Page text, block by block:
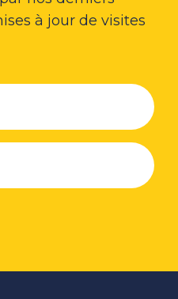
à jour de visites